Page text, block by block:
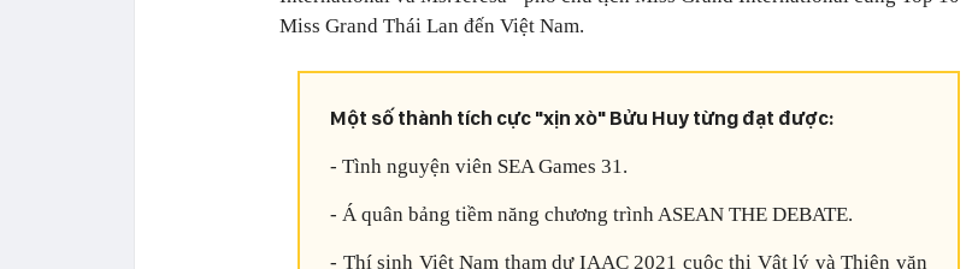
Miss Grand Thái Lan đến Việt Nam.
Một số thành tích cực "xịn xò" Bửu Huy từng đạt được:
- Tình nguyện viên SEA Games 31.
- Á quân bảng tiềm năng chương trình ASEAN THE DEBATE.
- Thí sinh Việt Nam tham dự IAAC 2021 cuộc thi Vật lý và Thiên văn